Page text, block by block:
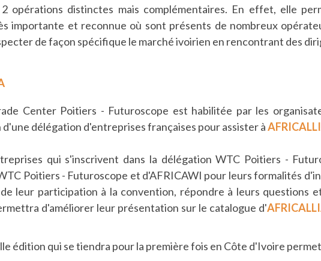
opérations distinctes mais complémentaires. En effet, elle
importante et reconnue où sont présents de nombreux
de façon spécifique le marché ivoirien en rencontrant des
Center Poitiers - Futuroscope est habilitée par les
délégation d'entreprises françaises pour assister à
qui s'inscrivent dans la délégation WTC Poitiers -
Poitiers - Futuroscope et d'AFRICAWI pour leurs formalités
leur participation à la convention, répondre à leurs questions
d'améliorer leur présentation sur le catalogue d'
édition qui se tiendra pour la première fois en Côte d'Ivoire